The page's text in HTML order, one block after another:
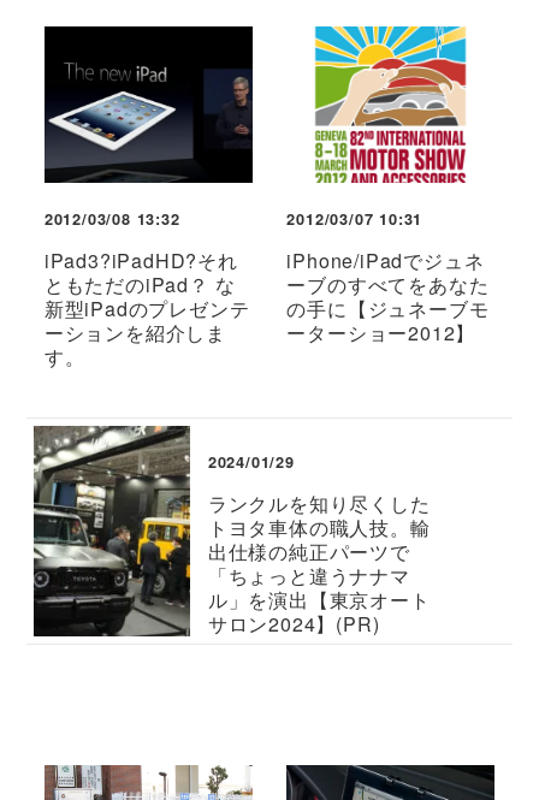
2012/03/08 13:32
iPad3?iPadHD?それ
ともただのiPad？ な
新型iPadのプレゼンテ
ーションを紹介しま
す。
2012/03/07 10:31
iPhone/iPadでジュネ
ーブのすべてをあなた
の手に【ジュネーブモ
ーターショー2012】
2024/01/29
ランクルを知り尽くした
トヨタ車体の職人技。輸
出仕様の純正パーツで
「ちょっと違うナナマ
ル」を演出【東京オート
サロン2024】(PR)